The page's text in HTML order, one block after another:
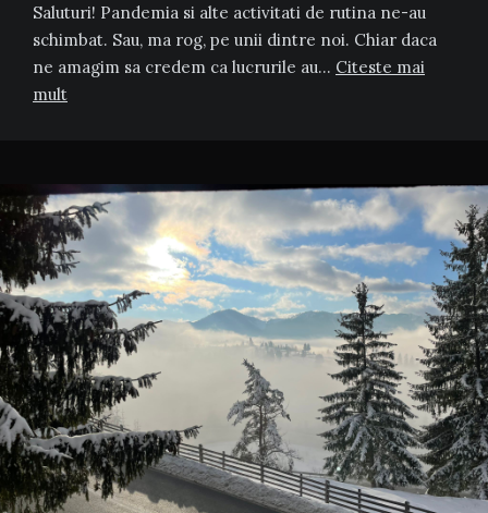
Saluturi! Pandemia si alte activitati de rutina ne-au
schimbat. Sau, ma rog, pe unii dintre noi. Chiar daca
ne amagim sa credem ca lucrurile au… Citeste mai
mult